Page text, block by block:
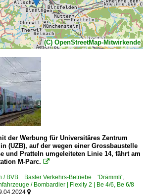
(C) OpenStreetMap-Mitwirkende
der Werbung für Universitäres Zentrum
(UZB), auf der wegen einer Grossbaustelle
und Pratteln umgeleiteten Linie 14, fährt am
M-Parc. 
/ BVB Basler Verkehrs-Betriebe 'Drämmli',
/ Bombardier | Flexity 2 | Be 4/6, Be 6/8
